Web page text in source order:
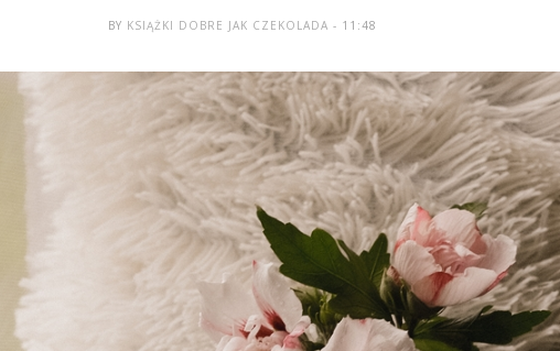
BY KSIĄŻKI DOBRE JAK CZEKOLADA- 11:48